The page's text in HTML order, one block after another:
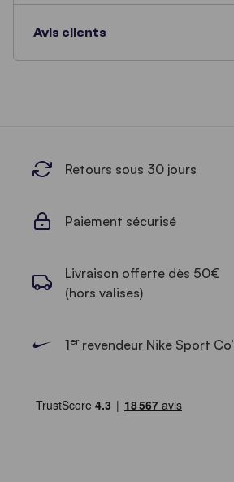
Avis clients
Retours sous 30 jours
Paiement sécurisé
Livraison offerte dès 50€
(hors valises)
1errevendeur Nike Sport Co’